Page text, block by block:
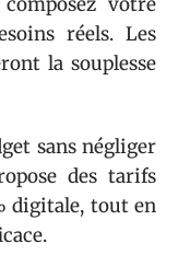
réels. Les
la souplesse
sans négliger
des tarifs
digitale, tout en